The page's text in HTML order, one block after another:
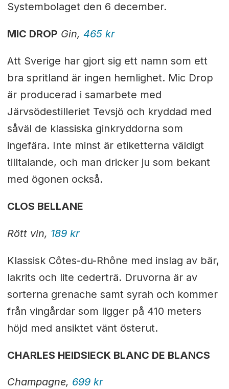
Systembolaget den 6 december.
MIC DROP Gin, 465 kr
Att Sverige har gjort sig ett namn som ett
bra spritland är ingen hemlighet. Mic Drop
är producerad i samarbete med
Järvsödestilleriet Tevsjö och kryddad med
såväl de klassiska ginkryddorna som
ingefära. Inte minst är etiketterna väldigt
tilltalande, och man dricker ju som bekant
med ögonen också.
CLOS BELLANE
Rött vin, 189 kr
Klassisk Côtes-du-Rhône med inslag av bär,
lakrits och lite cederträ. Druvorna är av
sorterna grenache samt syrah och kommer
från vingårdar som ligger på 410 meters
höjd med ansiktet vänt österut.
CHARLES HEIDSIECK BLANC DE BLANCS
Champagne, 699 kr